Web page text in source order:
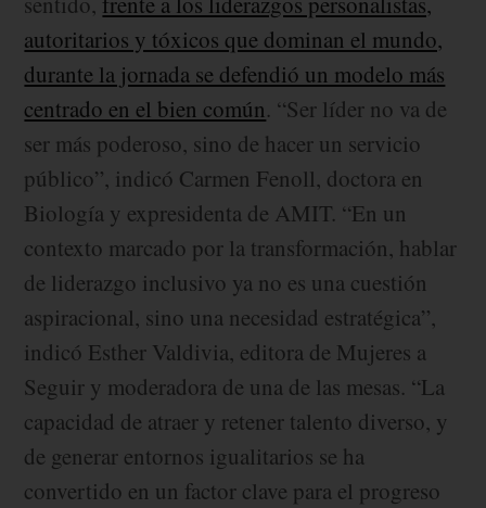
autoritarios y tóxicos que dominan el mundo,
durante la jornada se defendió un modelo más
centrado en el bien común. “Ser líder no va de
ser más poderoso, sino de hacer un servicio
público”, indicó Carmen Fenoll, doctora en
Biología y expresidenta de AMIT. “En un
contexto marcado por la transformación, hablar
de liderazgo inclusivo ya no es una cuestión
aspiracional, sino una necesidad estratégica”,
indicó Esther Valdivia, editora de Mujeres a
Seguir y moderadora de una de las mesas. “La
capacidad de atraer y retener talento diverso, y
de generar entornos igualitarios se ha
convertido en un factor clave para el progreso